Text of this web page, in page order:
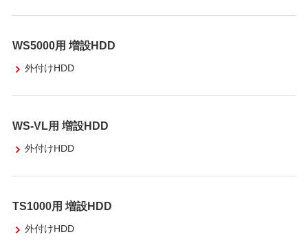
WS5000用 増設HDD
外付けHDD
WS-VL用 増設HDD
外付けHDD
TS1000用 増設HDD
外付けHDD